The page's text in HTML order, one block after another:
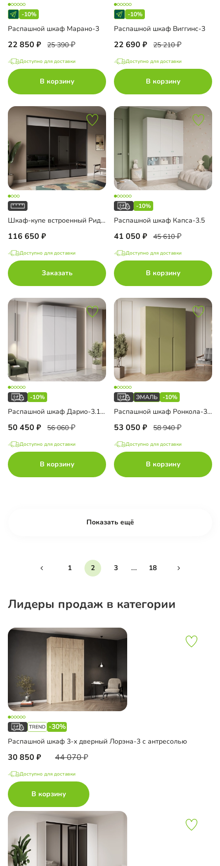
-10%
Распашной шкаф Марано-3
22 850 25 390
Доступно для доставки
В корзину
-10%
Распашной шкаф Виггинс-3
22 690 25 210
Доступно для доставки
В корзину
Шкаф-купе встроенный Риден-3-4
116 650
Доступно для доставки
Заказать
-10%
Распашной шкаф Капса-3.5
41 050 45 610
Доступно для доставки
В корзину
-10%
Распашной шкаф Дарио-3.1 с антресолью
50 450 56 060
Доступно для доставки
В корзину
-10%
Распашной шкаф Ронкола-3 Эмаль
53 050 58 940
Доступно для доставки
В корзину
Показать ещё
1 2 3 ... 18
Лидеры продаж в категории
-30%
Распашной шкаф 3-х дверный Лорэна-3 с антресолью
30 850 44 070
Доступно для доставки
В корзину